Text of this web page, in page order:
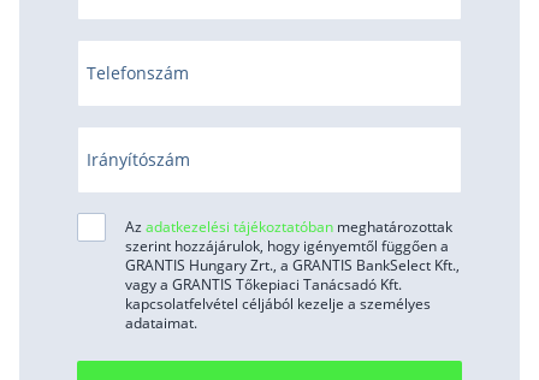
Telefonszám
Irányítószám
Az adatkezelési tájékoztatóban meghatározottak
szerint hozzájárulok, hogy igényemtől függően a
GRANTIS Hungary Zrt., a GRANTIS BankSelect Kft.,
vagy a GRANTIS Tőkepiaci Tanácsadó Kft.
kapcsolatfelvétel céljából kezelje a személyes
adataimat.